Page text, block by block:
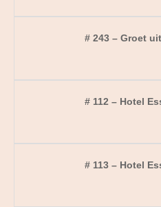
# 243 – Groet
# 112 – Hotel
# 113 – Hotel